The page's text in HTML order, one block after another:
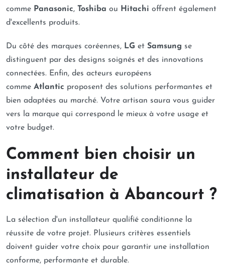
comme Panasonic, Toshiba ou Hitachi offrent également
d'excellents produits.
Du côté des marques coréennes, LG et Samsung se
distinguent par des designs soignés et des innovations
connectées. Enfin, des acteurs européens
comme Atlantic proposent des solutions performantes et
bien adaptées au marché. Votre artisan saura vous guider
vers la marque qui correspond le mieux à votre usage et
votre budget.
Comment bien choisir un
installateur de
climatisation à Abancourt ?
La sélection d'un installateur qualifié conditionne la
réussite de votre projet. Plusieurs critères essentiels
doivent guider votre choix pour garantir une installation
conforme, performante et durable.